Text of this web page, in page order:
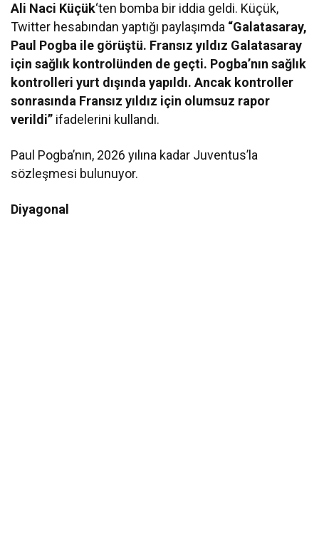
Ali Naci Küçük‘ten bomba bir iddia geldi. Küçük,
Twitter hesabından yaptığı paylaşımda “Galatasaray,
Paul Pogba ile görüştü. Fransız yıldız Galatasaray
için sağlık kontrolünden de geçti. Pogba’nın sağlık
kontrolleri yurt dışında yapıldı. Ancak kontroller
sonrasında Fransız yıldız için olumsuz rapor
verildi” ifadelerini kullandı.
Paul Pogba’nın, 2026 yılına kadar Juventus’la
sözleşmesi bulunuyor.
Diyagonal